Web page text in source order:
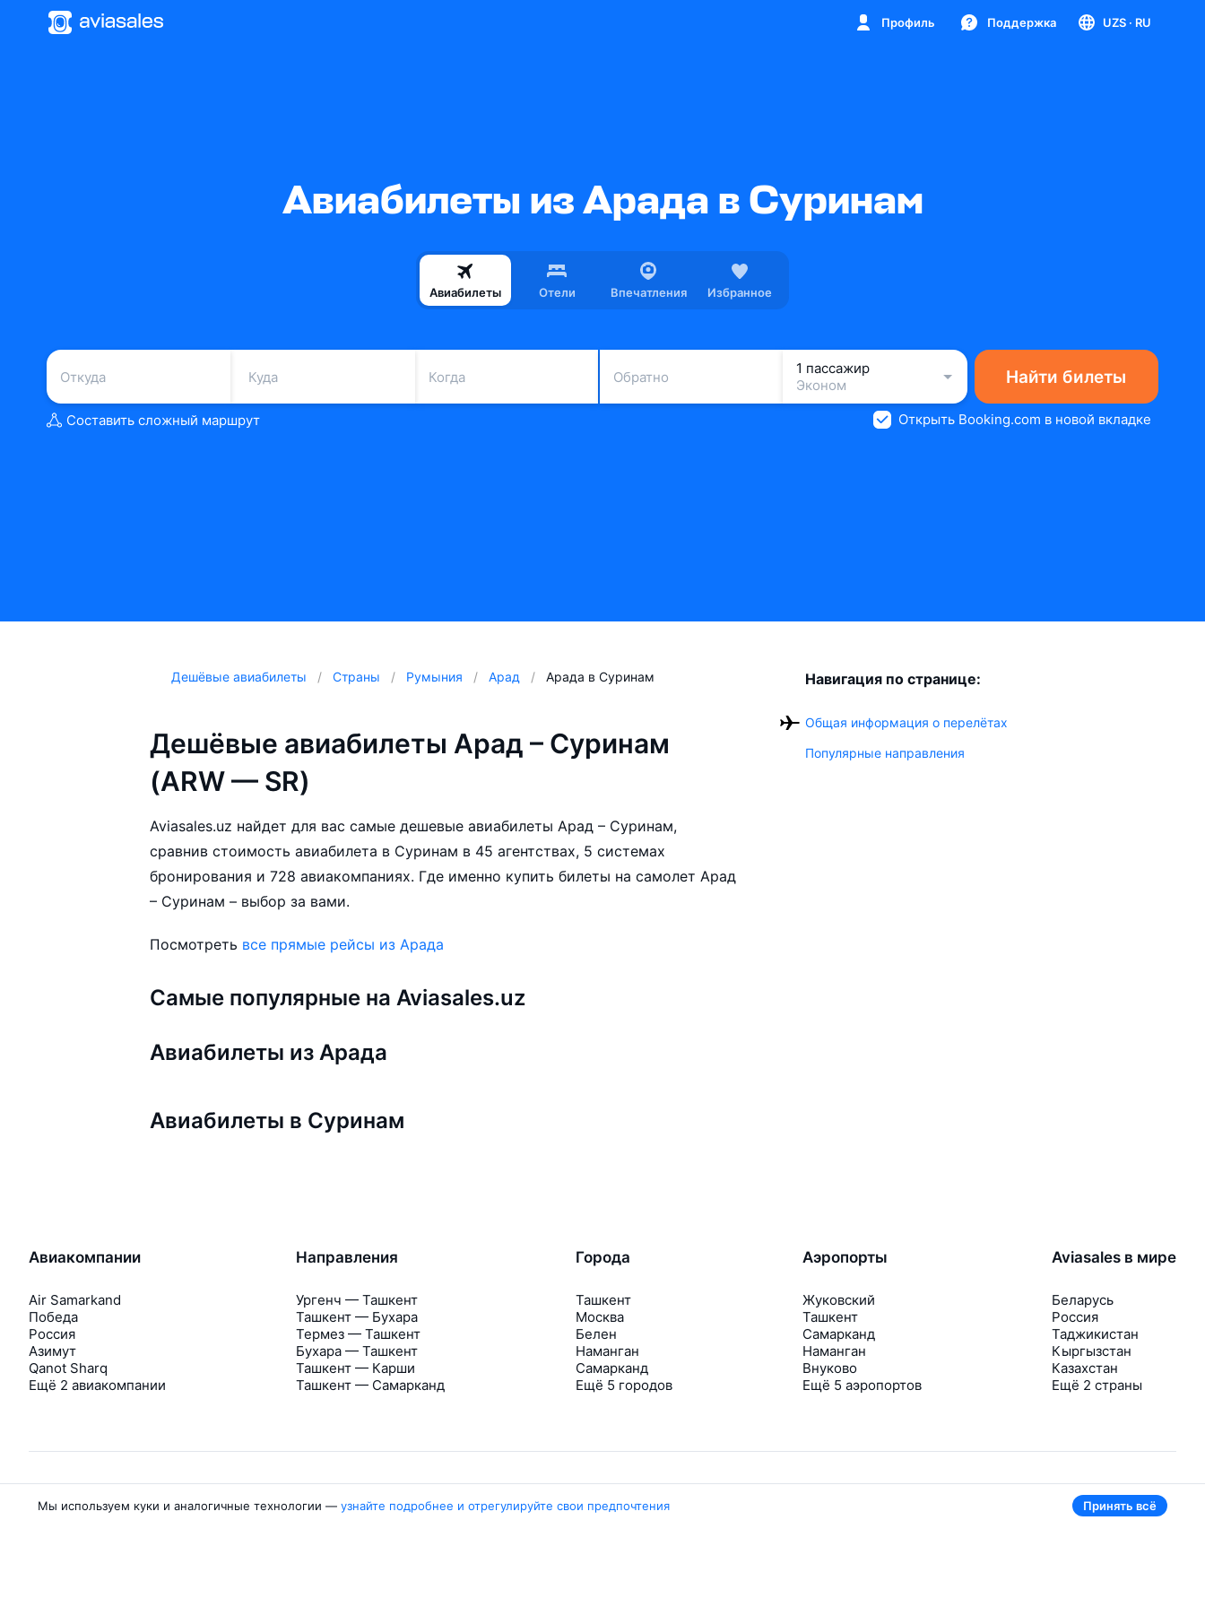
Профиль Поддержка UZS · RU
Авиабилеты из Арада в Суринам
Авиабилеты Отели Впечатления Избранное
Когда Обратно
1 пассажир
Эконом
Найти билеты
Составить сложный маршрут Открыть Booking.com в новой вкладке
Дешёвые авиабилеты Страны Румыния Арад Арада в Суринам
Дешёвые авиабилеты Арад – Суринам
(ARW — SR)
Aviasales.uz найдет для вас самые дешевые авиабилеты Арад – Суринам,
сравнив стоимость авиабилета в Суринам в 45 агентствах, 5 системах
бронирования и 728 авиакомпаниях. Где именно купить билеты на самолет Арад
– Суринам – выбор за вами.
Посмотреть все прямые рейсы из Арада
Самые популярные на Aviasales.uz
Авиабилеты из Арада
Авиабилеты в Суринам
Навигация по странице:
Общая информация о перелётах
Популярные направления
Авиакомпании
Air Samarkand
Победа
Россия
Азимут
Qanot Sharq
Ещё 2 авиакомпании
Направления
Ургенч — Ташкент
Ташкент — Бухара
Термез — Ташкент
Бухара — Ташкент
Ташкент — Карши
Ташкент — Самарканд
Города
Ташкент
Москва
Белен
Наманган
Самарканд
Ещё 5 городов
Аэропорты
Жуковский
Ташкент
Самарканд
Наманган
Внуково
Ещё 5 аэропортов
Aviasales в мире
Беларусь
Россия
Таджикистан
Кыргызстан
Казахстан
Ещё 2 страны
Об Авиасейлс
Мы используем куки и аналогичные технологии — узнайте подробнее и отрегулируйте свои предпочтения Принять всё